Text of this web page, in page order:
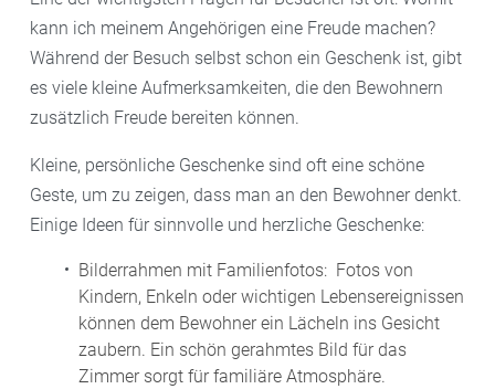
kann ich meinem Angehörigen eine Freude machen?
Während der Besuch selbst schon ein Geschenk ist, gibt
es viele kleine Aufmerksamkeiten, die den Bewohnern
zusätzlich Freude bereiten können.
Kleine, persönliche Geschenke sind oft eine schöne
Geste, um zu zeigen, dass man an den Bewohner denkt.
Einige Ideen für sinnvolle und herzliche Geschenke:
Bilderrahmen mit Familienfotos: Fotos von
Kindern, Enkeln oder wichtigen Lebensereignissen
können dem Bewohner ein Lächeln ins Gesicht
zaubern. Ein schön gerahmtes Bild für das
Zimmer sorgt für familiäre Atmosphäre.